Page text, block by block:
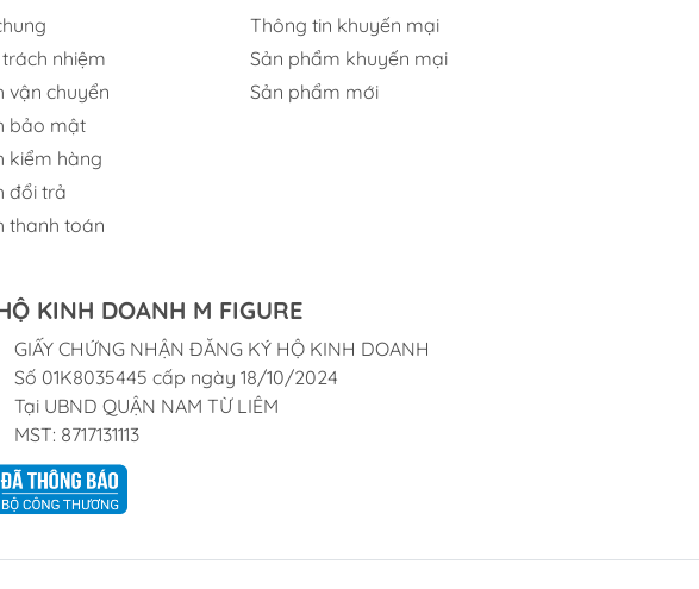
nhiệm
vận chuyển
bảo mật
kiểm hàng
đổi trả
thanh toán
Thông tin khuyến mại
Sản phẩm khuyến mại
Sản phẩm mới
KINH DOANH M FIGURE
GIẤY CHỨNG NHẬN ĐĂNG KÝ HỘ KINH DOANH
Số 01K8035445 cấp ngày 18/10/2024
Tại UBND QUẬN NAM TỪ LIÊM
MST: 8717131113